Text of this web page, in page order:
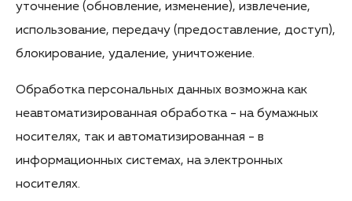
уточнение (обновление, изменение), извлечение,
использование, передачу (предоставление, доступ),
блокирование, удаление, уничтожение.
Обработка персональных данных возможна как
неавтоматизированная обработка - на бумажных
носителях, так и автоматизированная - в
информационных системах, на электронных
носителях.